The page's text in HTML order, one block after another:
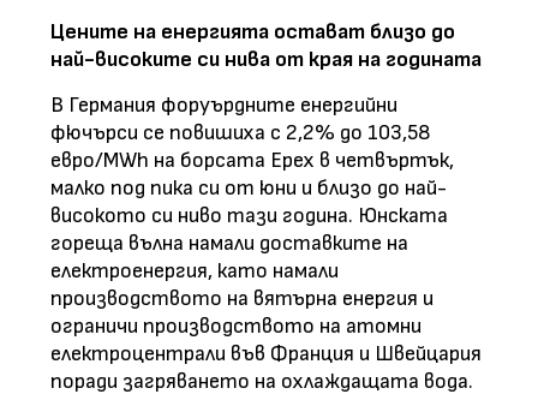
Цените на енергията остават близо до
най-високите си нива от края на годината
В Германия форуърдните енергийни
фючърси се повишиха с 2,2% до 103,58
евро/MWh на борсата Epex в четвъртък,
малко под пика си от юни и близо до най-
високото си ниво тази година. Юнската
гореща вълна намали доставките на
електроенергия, като намали
производството на вятърна енергия и
ограничи производството на атомни
електроцентрали във Франция и Швейцария
поради загряването на охлаждащата вода.